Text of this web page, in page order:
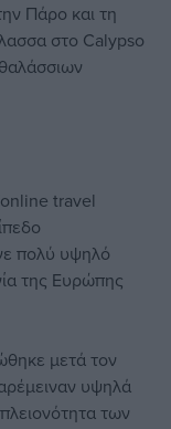
Πάρο και τη
στο Calypso
travel
πολύ υψηλό
της Ευρώπης
μετά τον
υψηλά
των